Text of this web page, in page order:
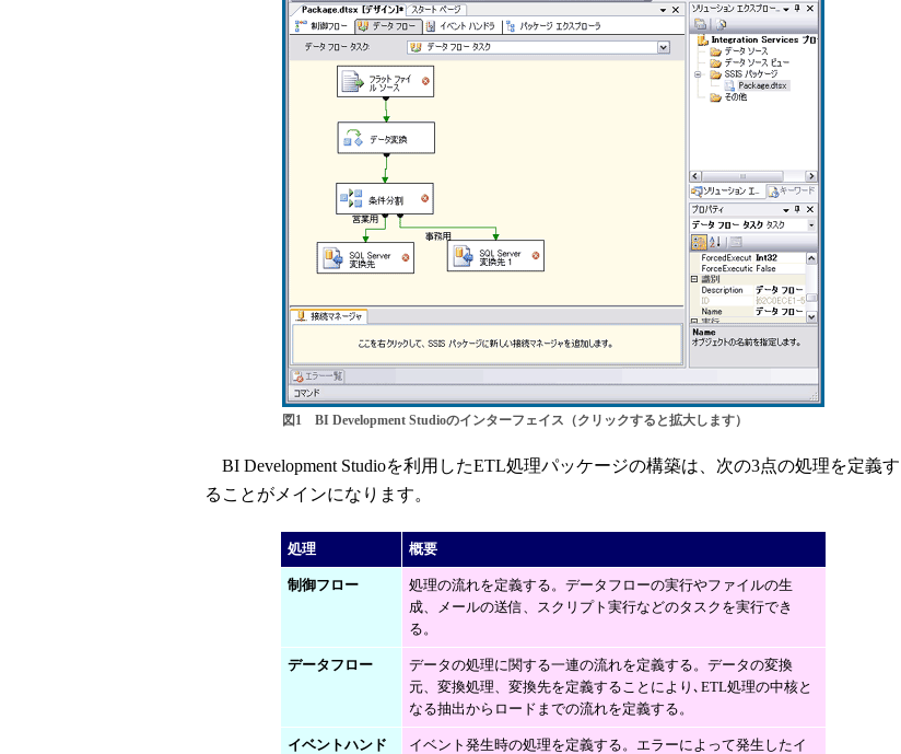
図1 BI Development Studioのインターフェイス（クリックすると拡大します）
BI Development Studioを利用したETL処理パッケージの構築は、次の3点の処理を定義す
ることがメインになります。
処理 概要
制御フロー
処理の流れを定義する。データフローの実行やファイルの生
成、メールの送信、スクリプト実行などのタスクを実行でき
る。
データフロー
データの処理に関する一連の流れを定義する。データの変換
元、変換処理、変換先を定義することにより､ETL処理の中核と
なる抽出からロードまでの流れを定義する。
イベントハンド
イベント発生時の処理を定義する。エラーによって発生したイ